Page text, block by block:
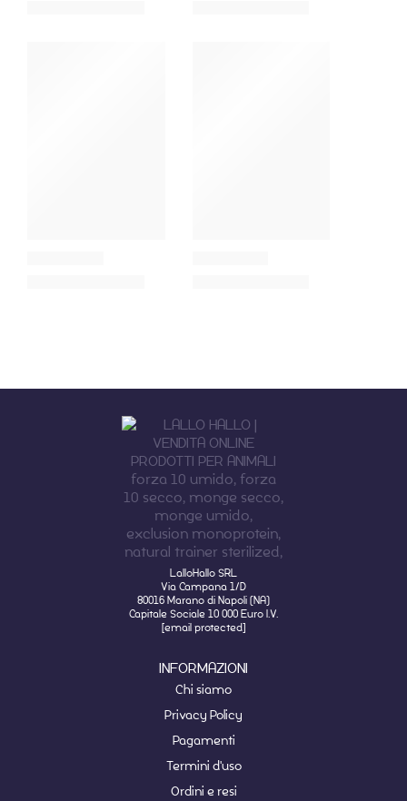
LalloHallo SRL
Via Campana 1/D
80016 Marano di Napoli (NA)
Capitale Sociale 10 000 Euro I.V.
[email protected]
INFORMAZIONI
Chi siamo
Privacy Policy
Pagamenti
Termini d'uso
Ordini e resi